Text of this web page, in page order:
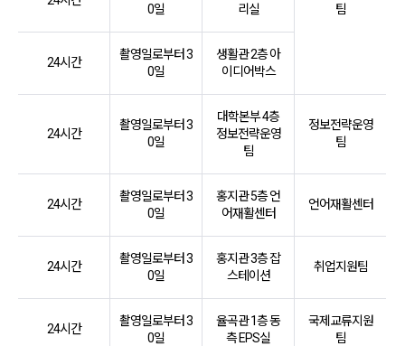
팀
0일
리실
24시간
촬영일로부터 3
0일
생활관 2층 아
이디어박스
24시간
촬영일로부터 3
0일
대학본부 4층
정보전략운영
팀
정보전략운영
팀
24시간
촬영일로부터 3
0일
홍지관 5층 언
어재활센터
언어재활센터
24시간
촬영일로부터 3
0일
홍지관 3층 잡
스테이션
취업지원팀
24시간
촬영일로부터 3
0일
율곡관 1층 동
측 EPS실
국제교류지원
팀